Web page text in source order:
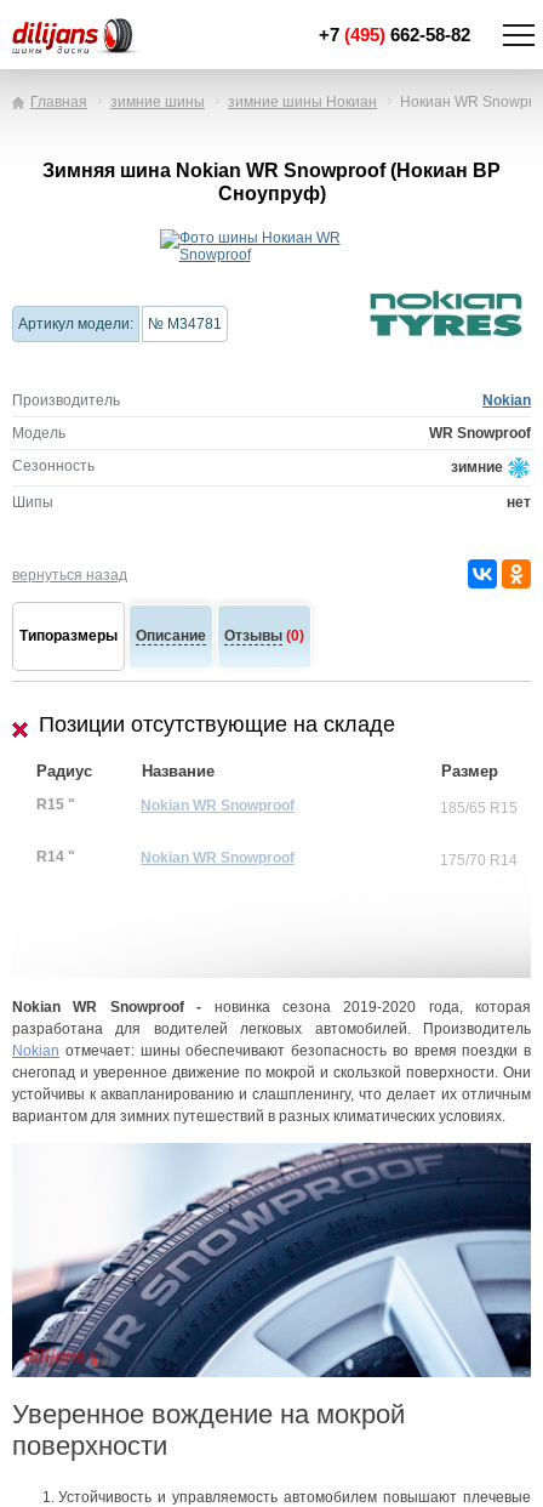
+7 (495) 662-58-82
Главная зимние шины зимние шины Нокиан Нокиан WR
Зимняя шина Nokian WR Snowproof (Нокиан ВР
Сноупруф)
Артикул модели: № M34781
Производитель
Nokian
Модель
WR Snowproof
Сезонность
зимние
Шипы нет
вернуться назад
Типоразмеры Описание Отзывы (0)
Позиции отсутствующие на складе
Радиус Название Размер
R15 " Nokian WR Snowproof 185/65 R15
R14 " Nokian WR Snowproof 175/70 R14
Nokian WR Snowproof - новинка сезона 2019-2020 года, которая
разработана для водителей легковых автомобилей. Производитель
Nokian отмечает: шины обеспечивают безопасность во время поездки в
снегопад и уверенное движение по мокрой и скользкой поверхности. Они
устойчивы к аквапланированию и слашпленингу, что делает их отличным
вариантом для зимних путешествий в разных климатических условиях.
Уверенное вождение на мокрой
поверхности
Устойчивость и управляемость автомобилем повышают плечевые